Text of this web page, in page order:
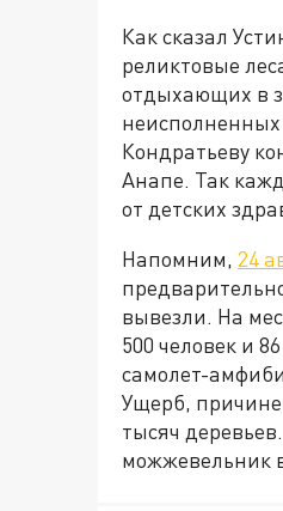
Как сказал
реликтовые
отдыхающих в
Кондратьеву
Анапе. Так
от детских
Напомним, 24
вывезли. На
500 человек и
самолет-
Ущерб,
тысяч
можжевельник